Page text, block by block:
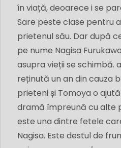
în viață, deoarece i se
Sare peste clase pentru
prietenul său. Dar după
pe nume Nagisa
asupra vieții se schimbă.
reținută un an din cauza
prieteni și Tomoya o
dramă împreună cu alte
este una dintre fetele
Nagisa. Este destul de